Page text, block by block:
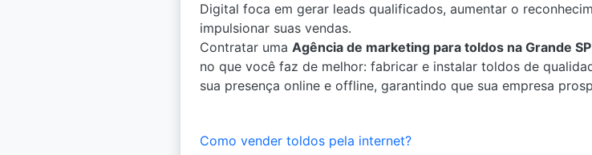
Digital foca em gerar leads qualificados, aumentar o
impulsionar suas vendas.
Contratar uma Agência de marketing para toldos na Grande SP
no que você faz de melhor: fabricar e instalar toldos de
sua presença online e offline, garantindo que sua empresa
Como vender toldos pela internet?